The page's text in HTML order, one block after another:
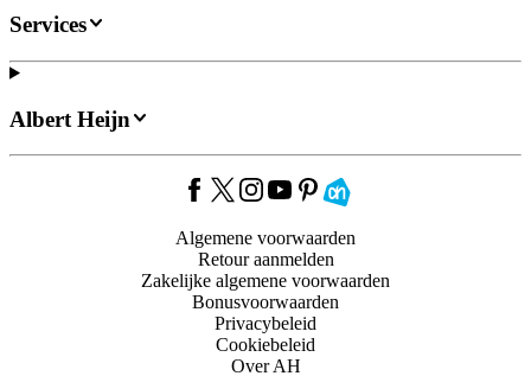
Services
Albert Heijn
Algemene voorwaarden
Retour aanmelden
Zakelijke algemene voorwaarden
Bonusvoorwaarden
Privacybeleid
Cookiebeleid
Over AH